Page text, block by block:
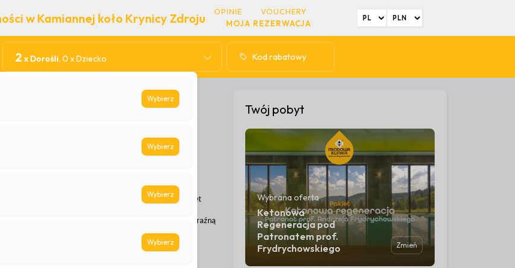
w Kamiannej koło Krynicy Zdroju OPINIE
VOUCHERY
MOJA REZERWACJA
Wybierz
Wybierz
Wybierz
Wybierz
2 x Dorośli, 0 x Dziecko Kod rabatowy
prof.
metabolizmem, który utrudnia redukcję wagi? Pakiet
stabilny poziom energii, kontrolę nad apetytem oraz wyraźną
Twój pobyt
Wybrana oferta
Ketonowa
Regeneracja pod
Patronatem prof.
Frydrychowskiego
Zmień